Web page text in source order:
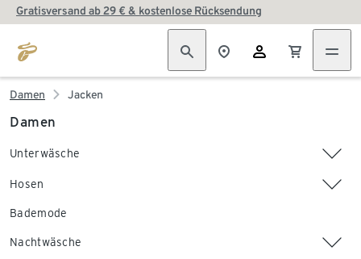
Gratisversand ab 29 € & kostenlose Rücksendung
Damen Jacken
Damen
Unterwäsche
Hosen
Bademode
Nachtwäsche